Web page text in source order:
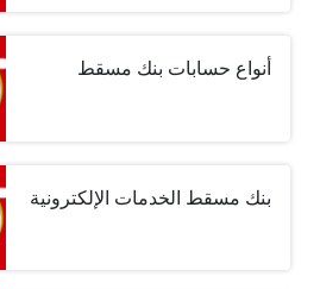
أنواع حسابات بنك مسقط
بنك مسقط الخدمات الإلكترونية